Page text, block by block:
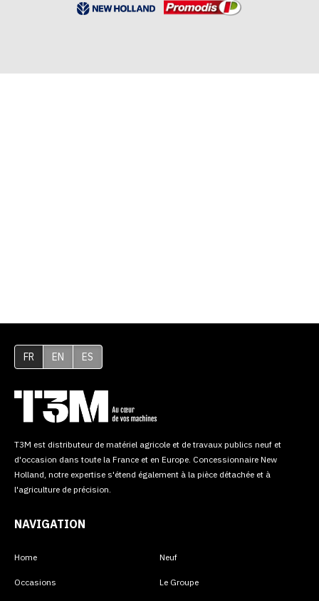
FR EN ES
T3M est distributeur de matériel agricole et de travaux publics neuf et
d'occasion dans toute la France et en Europe. Concessionnaire New
Holland, notre expertise s'étend également à la pièce détachée et à
l'agriculture de précision.
NAVIGATION
Home Neuf
Occasions Le Groupe